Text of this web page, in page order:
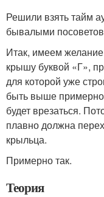
Решили взять тайм
бывалыми
Итак, имеем
крышу буквой «Г»,
для которой уже
быть выше примерно
будет врезаться.
плавно должна
крыльца.
Примерно так.
Теория